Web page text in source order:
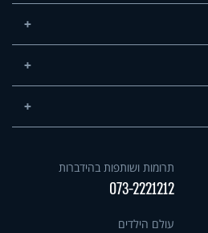
תרומות ושותפות בהידברות
073-2221212
עולם הילדים